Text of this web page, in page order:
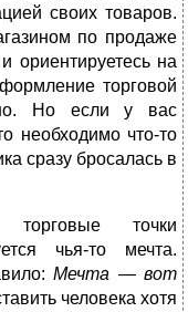
своих товаров.
по продаже
ориентируетесь на
торговой
Но если у вас
необходимо что-то
сразу бросалась в
торговые точки
чья-то мечта.
Мечта —вот
человека хотя